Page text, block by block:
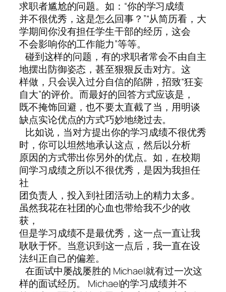
求职者尴尬的问题。如：“你的学习成绩
并不很优秀，这是怎么回事？”“从简历看，大
学期间你没有担任学生干部的经历，这会
不会影响你的工作能力”等等。
碰到这样的问题，有的求职者常会不由自主
地摆出防御姿态，甚至狠狠反击对方。这
样做，只会误入过分自信的陷阱，招致“狂妄
自大”的评价。而最好的回答方式应该是，
既不掩饰回避，也不要太直截了当，用明谈
缺点实论优点的方式巧妙地绕过去。
比如说，当对方提出你的学习成绩不很优秀
时，你可以坦然地承认这点，然后以分析
原因的方式带出你另外的优点。如，在校期
间学习成绩之所以不很优秀，是因为我担任
社
团负责人，投入到社团活动上的精力太多。
虽然我花在社团的心血也带给我不少的收
获，
但是学习成绩不是最优秀，这一点一直让我
耿耿于怀。当意识到这一点后，我一直在设
法纠正自己的偏差。
在面试中屡战屡胜的 Michael就有过一次这
样的面试经历。 Michael的学习成绩并不